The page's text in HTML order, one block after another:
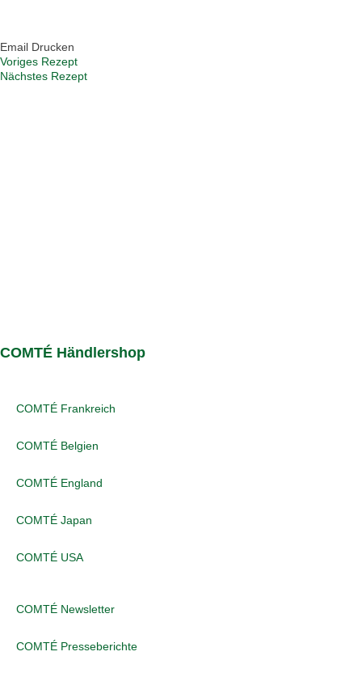
Email Drucken
Voriges Rezept
Nächstes Rezept
COMTÉ Händlershop
COMTÉ Frankreich
COMTÉ Belgien
COMTÉ England
COMTÉ Japan
COMTÉ USA
COMTÉ Newsletter
COMTÉ Presseberichte